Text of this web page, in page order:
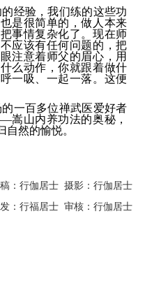
经验，我们练的这些功
是很简单的，做人本来
事情复杂化了。现在师
应该有任何问题的，把
注意着师父的眉心，用
么动作，你就跟着做什
一吸、一起一落。这便
一百多位禅武医爱好者
嵩山内养功法的奥秘，
然的愉悦。
：行伽居士 摄影：行伽居士
：行福居士 审核：行伽居士